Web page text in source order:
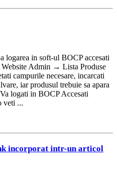
logarea in soft-ul BOCP accesati
Admin → Lista Produse
campurile necesare, incarcati
iar produsul trebuie sa apara
logati in BOCP Accesati
veti ...
incorporat intr-un articol